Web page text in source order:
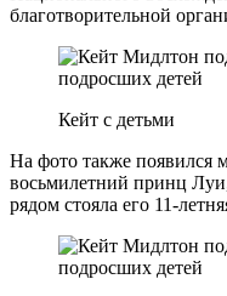
благотворительной
Кейт с детьми
На фото также появился
восьмилетний принц
рядом стояла его 11-